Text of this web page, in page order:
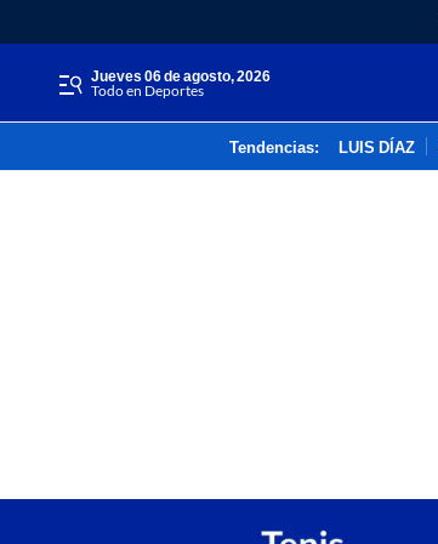
jueves 06 de agosto, 2026
Todo en Deportes
Tendencias: LUIS DÍAZ